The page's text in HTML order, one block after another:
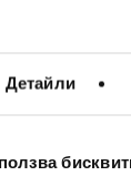
Детайли
W 24.9 x L
time oil
began